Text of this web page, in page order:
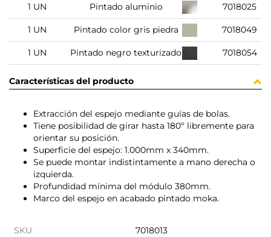
1 UN Pintado aluminio 7018025
1 UN Pintado color gris piedra 7018049
1 UN Pintado negro texturizado 7018054
Características del producto
Extracción del espejo mediante guías de bolas.
Tiene posibilidad de girar hasta 180º libremente para
orientar su posición.
Superficie del espejo: 1.000mm x 340mm.
Se puede montar indistintamente a mano derecha o
izquierda.
Profundidad mínima del módulo 380mm.
Marco del espejo en acabado pintado moka.
SKU 7018013